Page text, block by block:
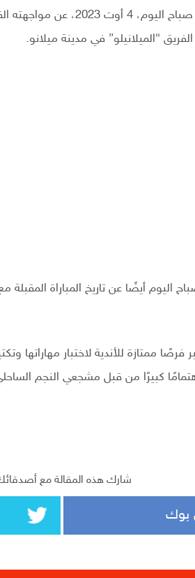
أعلن نادي ميلان الإيطالي
“الميلانيلو” في مدينة ميلانو.
اليوم أيضًا عن تاريخ المباراة
فرصًا ممتازة للأندية لاختبار
كبيرًا من قبل مشجعي النجم
شارك هذه المقالة مع
بوك